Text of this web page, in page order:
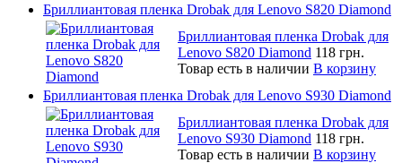
Бриллиантовая пленка Drobak для Lenovo S820 Diamond
Бриллиантовая пленка Drobak для
Lenovo S820 Diamond 118 грн.
Товар есть в наличии В корзину
Бриллиантовая пленка Drobak для Lenovo S930 Diamond
Бриллиантовая пленка Drobak для
Lenovo S930 Diamond 118 грн.
Товар есть в наличии В корзину